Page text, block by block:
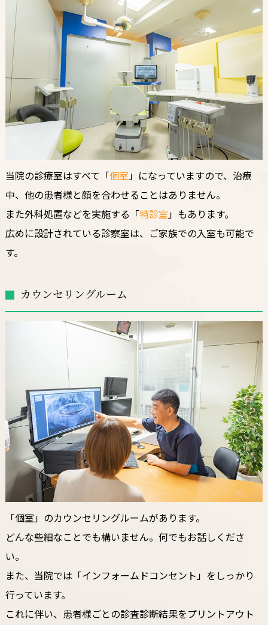
当院の診療室はすべて「個室」になっていますので、治療
中、他の患者様と顔を合わせることはありません。
また外科処置などを実施する「特診室」もあります。
広めに設計されている診察室は、ご家族での入室も可能で
す。
カウンセリングルーム
「個室」のカウンセリングルームがあります。
どんな些細なことでも構いません。何でもお話しくださ
い。
また、当院では「インフォームドコンセント」をしっかり
行っています。
これに伴い、患者様ごとの診査診断結果をプリントアウト